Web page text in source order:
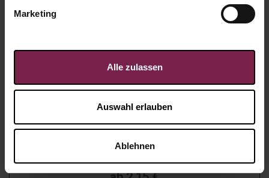
Marketing
Alle zulassen
Auswahl erlauben
Ablehnen
Eier-Parade
Artikel-Nr.:94530